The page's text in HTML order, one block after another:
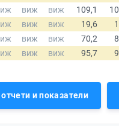
и показатели